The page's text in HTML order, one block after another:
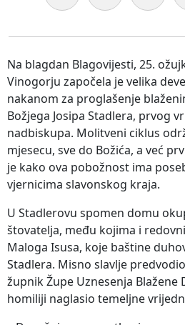
Na blagdan Blagovijesti, 25.
Vinogorju započela je velika
nakanom za proglašenje
Božjega Josipa Stadlera, prvog
nadbiskupa. Molitveni ciklus
mjesecu, sve do Božića, a već
je kako ova pobožnost ima
vjernicima slavonskog kraja.
U Stadlerovu spomen domu
štovatelja, među kojima i
Maloga Isusa, koje baštine
Stadlera. Misno slavlje
župnik Župe Uznesenja Blažene
homiliji naglasio temeljne